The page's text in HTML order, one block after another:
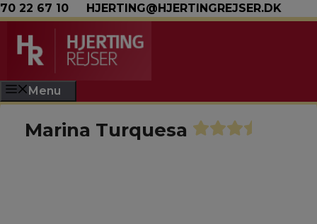
Hop til indhold
70 22 67 10 HJERTING@HJERTINGREJSER.DK
Menu
Marina Turquesa